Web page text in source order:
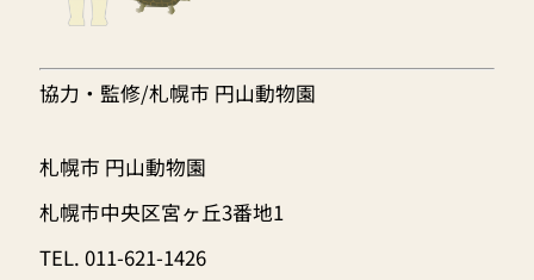
協力・監修/札幌市 円山動物園
札幌市 円山動物園
札幌市中央区宮ヶ丘3番地1
TEL. 011-621-1426